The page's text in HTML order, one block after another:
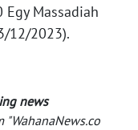
Massadiah
12/2023).
news
"WahanaNews.co